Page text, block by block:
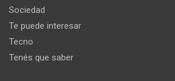
Sociedad
Te puede interesar
Tecno
Tenés que saber